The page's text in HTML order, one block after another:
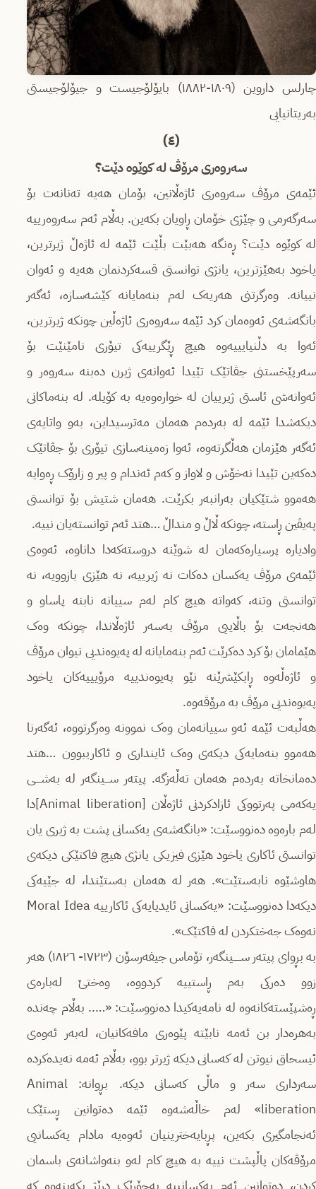
چارلس داروین (١٨٠٩-١٨٨٢) بایۆلۆجیست و جیۆلۆجیستی
بەریتانیایی
(٤)
سەروەری مرۆڤ لە کوێوە دێت؟
ئێمەی مرۆڤ سەروەری ئاژەڵانین، بۆمان هەیە تەنانەت بۆ
سەرگەرمی و چێژی خۆمان ڕاویان بکەین. بەڵام ئەم سەروەرییە
لە کوێوە دێت؟ ڕەنگە هەبێت بڵێت ئێمە لە ئاژەڵ ژیرترین،
یاخود بەهێزترین، یانژی توانستی قسەکردنمان هەیە و ئەوان
نییانە. وەرگرتنی هەریەک لەم بنەمایانە کێشەسازە، ئەگەر
بانگەشەی ئەوەمان کرد ئێمە سەروەری ئاژەڵین چونکە ژیرترین،
ئەوا بە دڵنیایییەوە هیچ ڕێگرییەکی تیۆری نامێنێت بۆ
سەرپێخستنی جڤاتێک تێیدا ئەوانەی ژیرن دەبنە سەروەر و
ئەوانەشی ئاستی ژیرییان لە خوارەوەیە بە کۆیلە. لە بنەماکانی
دیکەشدا ئێمە لە بەردەم هەمان مەترسیداین، بەو واتایەی
ئەگەر هێزمان هەڵگرتەوە، ئەوا زەمینەسازی تیۆری بۆ جڤاتێک
دەکەین تێیدا نەخۆش و لاواز و کەم ئەندام و پیر و زارۆک ڕەوایە
هەموو شتێکیان بەرانبەر بکرێت. هەمان شتیش بۆ توانستی
پەیڤین ڕاستە، چونکە ڵاڵ و منداڵ …هتد ئەم توانستەیان نییە.
وادیارە پرسیارەکەمان لە شوێنە دروستەکەدا داناوە، ئەوەی
ئێمەی مرۆڤ یەکسان دەکات نە ژیرییە، نە هێزی بازوویە، نە
توانستی وتنە، کەواتە هیچ کام لەم سییانە نابنە پاساو و
هەنجەت بۆ باڵاییی مرۆڤ بەسەر ئاژەڵاندا، چونکە وەک
هێمامان بۆ کرد دەکرێت ئەم بنەمایانە لە پەیوەندیی نیوان مرۆڤ
و ئاژەڵەوە ڕابکێشرێنە نێو پەیوەندییە مرۆیییەکان یاخود
پەیوەندیی مرۆڤ بە مرۆڤەوە.
هەڵبەت ئێمە ئەو سییانەمان وەک نموونە وەرگرتووە، ئەگەرنا
هەموو بنەمایەکی دیکەی وەک ئاینداری و ئاکاریبوون …هتد
دەمانخاتە بەردەم هەمان تەڵەزگە. پیتەر ســـینگەر لە بەشــــی
یەکەمی پەرتووکی ئازادکردنی ئاژەڵان [Animal liberation]دا
لەم بارەوە دەنووسێت: «بانگەشەی یەکسانی پشت بە ژیری یان
توانستی ئاکاری یاخود هێزی فیزیکی یانژی هیچ فاکتێکی دیکەی
هاوشێوە نابەستێت». هەر لە هەمان بەستێندا، لە جێیەکی
دیکەدا دەنووسێت: «یەکسانی ئایدیایەکی ئاکارییە Moral Idea
نەوەک جەختکردن لە فاکتێک».
بە بڕوای پیتەر ســـــینگەر، تۆماس جیفەرسۆن (١٧٢٣- ١٨٢٦) هەر
زوو دەرکی بەم ڕاستییە کردووە، وەختێ لەبارەی
ڕەشپێستەکانەوە لە نامەیەکیدا دەنووسێت: «….. بەڵام چەندە
بەهرەدار بن ئەمە نابێتە پێوەری مافەکانیان، لەبەر ئەوەی
ئیسحاق نیوتن لە کەسانی دیکە ژیرتر بوو، بەڵام ئەمە نەیدەکردە
سەرداری سەر و ماڵی کەسانی دیکە. بڕوانە: Animal
liberation» لەم خاڵەشەوە ئێمە دەتوانین ڕستێک
ئەنجامگیری بکەین، پڕبایەخترینیان ئەوەیە مادام یەکسانیی
مرۆڤەکان پاڵپشت نییە بە هیچ کام لەو بنەواشانەی باسمان
کردن، دەتوانین ئەم یەکسانییە بەجۆرێک درێژ بکەینەوە کە